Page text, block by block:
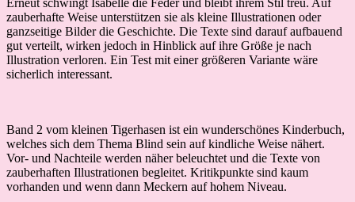
Erneut schwingt Isabelle die Feder und bleibt ihrem Stil treu. Auf
zauberhafte Weise unterstützen sie als kleine Illustrationen oder
ganzseitige Bilder die Geschichte. Die Texte sind darauf aufbauend
gut verteilt, wirken jedoch in Hinblick auf ihre Größe je nach
Illustration verloren. Ein Test mit einer größeren Variante wäre
sicherlich interessant.
Band 2 vom kleinen Tigerhasen ist ein wunderschönes Kinderbuch,
welches sich dem Thema Blind sein auf kindliche Weise nähert.
Vor- und Nachteile werden näher beleuchtet und die Texte von
zauberhaften Illustrationen begleitet. Kritikpunkte sind kaum
vorhanden und wenn dann Meckern auf hohem Niveau.